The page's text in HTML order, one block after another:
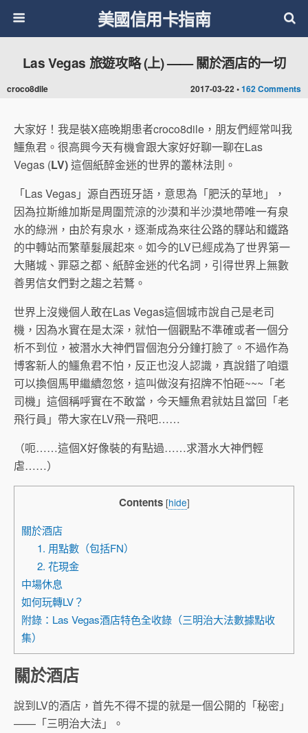
美國信用卡指南
2017-03-22 •162 Comments
Las Vegas 旅遊攻略 (上) —— 關於酒店的一切
croco8dile
大家好！我是裝X癌晚期患者croco8dile，朋友們經常叫我
鱷魚君。很高興今天有機會跟大家好好聊一聊在Las
Vegas (LV)這個紙醉金迷的世界的叢林法則。
「Las Vegas」源自西班牙語，意思為「肥沃的草地」，
因為拉斯維加斯是周圍荒涼的沙漠和半沙漠地帶唯一有泉
水的綠洲，由於有泉水，逐漸成為來往公路的驛站和鐵路
的中轉站而繁華髮展起來。如今的LV已經成為了世界第一
大賭城、罪惡之都、紙醉金迷的代名詞，引得世界上無數
善男信女們對之趨之若鶩。
世界上沒幾個人敢在Las Vegas這個城市說自己是老司
機，因為水實在是太深，就怕一個觀點不準確或者一個分
析不到位，被潛水大神們冒個泡分分鐘打臉了。不過作為
博客新人的鱷魚君不怕，反正也沒人認識，真說錯了咱還
可以換個馬甲繼續忽悠，這叫做沒有招牌不怕砸~~~「老
司機」這個稱呼實在不敢當，今天鱷魚君就姑且當回「老
飛行員」帶大家在LV飛一飛吧……
（呃……這個X好像裝的有點過……求潛水大神們輕
虐……）
Contents [hide]
關於酒店
1. 用點數（包括FN）
2. 花現金
中場休息
如何玩轉LV？
附錄：Las Vegas酒店特色全收錄（三明治大法數據點收
集）
關於酒店
說到LV的酒店，首先不得不提的就是一個公開的「秘密」
——「三明治大法」。